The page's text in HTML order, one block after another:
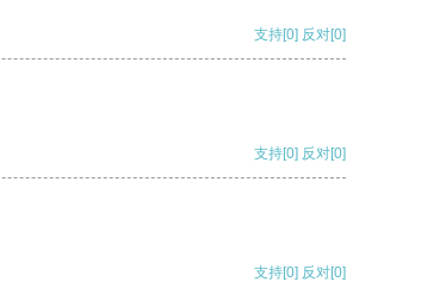
支持[0] 反对[0]
支持[0] 反对[0]
支持[0] 反对[0]